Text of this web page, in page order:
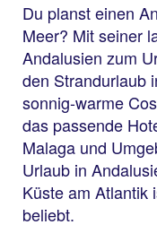
Du planst einen
Meer? Mit seiner
Andalusien zum
den Strandurlaub
sonnig-warme
das passende
Malaga und
Urlaub in
Küste am Atlantik
beliebt.